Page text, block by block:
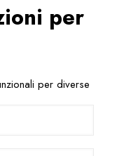
per
per diverse